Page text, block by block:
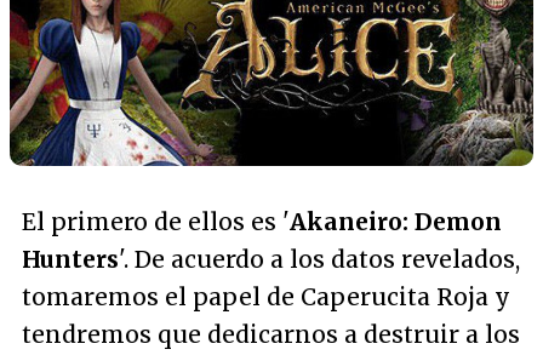
El primero de ellos es 'Akaneiro: Demon
Hunters'. De acuerdo a los datos revelados,
tomaremos el papel de Caperucita Roja y
tendremos que dedicarnos a destruir a los